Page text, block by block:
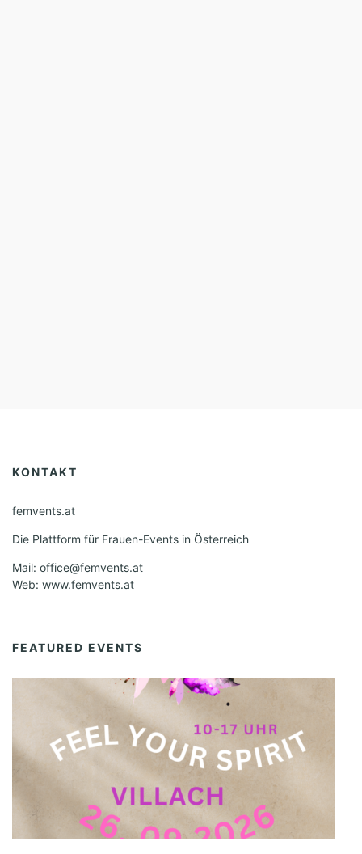
KONTAKT
femvents.at
Die Plattform für Frauen-Events in Österreich
Mail: office@femvents.at
Web: www.femvents.at
FEATURED EVENTS